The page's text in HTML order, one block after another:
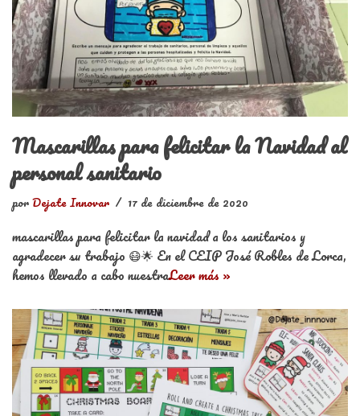
Mascarillas para felicitar la Navidad al
personal sanitario
porDejate Innovar 17 de diciembre de 2020
mascarillas para felicitar la navidad a los sanitarios y
agradecer su trabajo 😷🌟 En el CEIP José Robles de Lorca,
hemos llevado a cabo nuestraLeer más »